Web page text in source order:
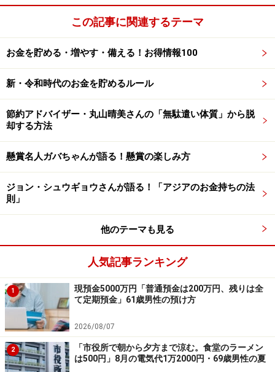
しかしその矢先に「トランプ政権の関税による株安円高
のあおりをモロに受け、また含み損に突入。今現在では
本株へとシフト」しているところだとあります。
35歳・年収600万円会社員男性の思う積立
投資のメリットは？
積立投資を始めてよかった点として、「投資の世界に興
味関心を持ったきっかけになった。もちろん資産の増減
はあるが、それ以上に運用益という実際の成果を得るこ
とができて、投資をスタートした時よりも総資産額が
1000万円以上増えた。おそらく貯金だけではここまでの
一方で「ドルコスト平均法とはいえ、何カ月も下がり続
けて元金割れした状態が続いたときのストレスはものす
ごく、精神衛生上、とっても苦しかった」と明かしま
す。
「日々の価格変動にいちいち反応していたら精神が持た
この記事に関連するテーマ
お金を貯める・増やす・備える！お得情報100
新・令和時代のお金を貯めるルール
節約アドバイザー・丸山晴美さんの「無駄遣い体質」から脱
却する方法
懸賞名人ガバちゃんが語る！懸賞の楽しみ方
ジョン・シュウギョウさんが語る！「アジアのお金持ちの法
則」
他のテーマも見る
人気記事ランキング
1
現預金5000万円「普通預金は200万円、残りは全
て定期預金」61歳男性の預け方
2026/08/07
2
「市役所で朝から夕方まで涼む。食堂のラーメン
は500円」8月の電気代1万2000円・69歳男性の夏